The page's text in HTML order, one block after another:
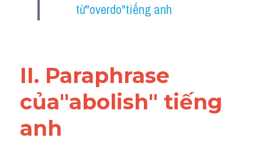
từ"overdo"tiếng anh
II. Paraphrase
của"abolish" tiếng
anh